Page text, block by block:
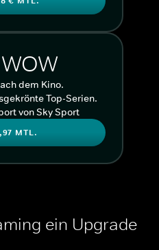
dem Kino.
Top-Serien.
von Sky Sport
MTL.
ein Upgrade